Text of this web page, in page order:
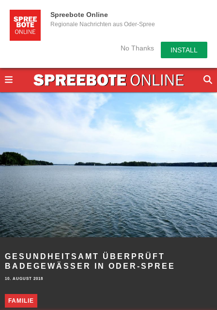
Spreebote Online
Regionale Nachrichten aus Oder-Spree
No Thanks INSTALL
GESUNDHEITSAMT ÜBERPRÜFT
BADEGEWÄSSER IN ODER-SPREE
10. AUGUST 2018
FAMILIE